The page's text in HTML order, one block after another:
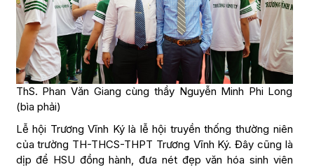
ThS. Phan Văn Giang cùng thầy Nguyễn Minh Phi Long
(bìa phải)
Lễ hội Trương Vĩnh Ký là lễ hội truyền thống thường niên
của trường TH-THCS-THPT Trương Vĩnh Ký. Đây cũng là
dịp để HSU đồng hành, đưa nét đẹp văn hóa sinh viên